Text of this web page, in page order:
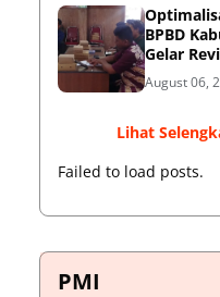
BPBD
Gelar
Kelud
August 06,
Lihat
Failed to load posts.
PMI